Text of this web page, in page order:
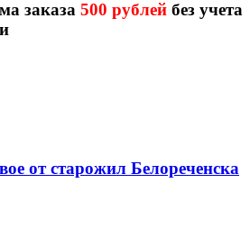
заказа 500 рублей без учета
от старожил Белореченска